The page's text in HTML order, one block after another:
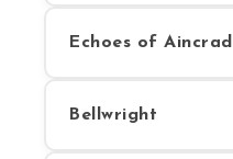
Echoes of Aincrad
Bellwright